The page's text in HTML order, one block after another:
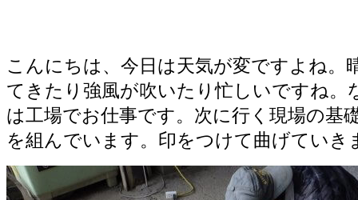
こんにちは、今日は天気が変ですよね。
てきたり強風が吹いたり忙しいですね。
は工場でお仕事です。次に行く現場の基
を組んでいます。印をつけて曲げていき